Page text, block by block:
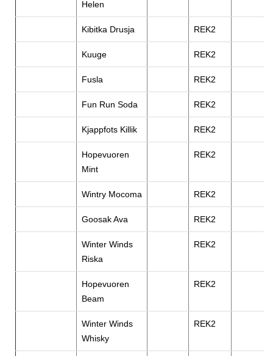
Helen
Kibitka Drusja REK2
Kuuge REK2
Fusla REK2
Fun Run Soda REK2
Kjappfots Killik REK2
Hopevuoren
Mint
REK2
Wintry Mocoma REK2
Goosak Ava REK2
Winter Winds
Riska
REK2
Hopevuoren
Beam
REK2
Winter Winds
Whisky
REK2